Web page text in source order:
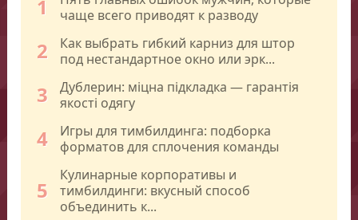
1
чаще всего приводят к разводу
2
Как выбрать гибкий карниз для штор
под нестандартное окно или эрк...
3
Дублерин: міцна підкладка — гарантія
якості одягу
4
Игры для тимбилдинга: подборка
форматов для сплочения команды
5
Кулинарные корпоративы и
тимбилдинги: вкусный способ
объединить к...